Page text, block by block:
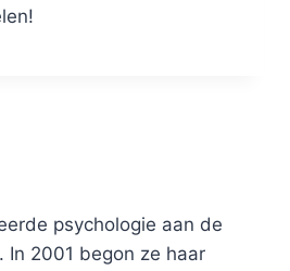
psychologie aan de
In 2001 begon ze haar